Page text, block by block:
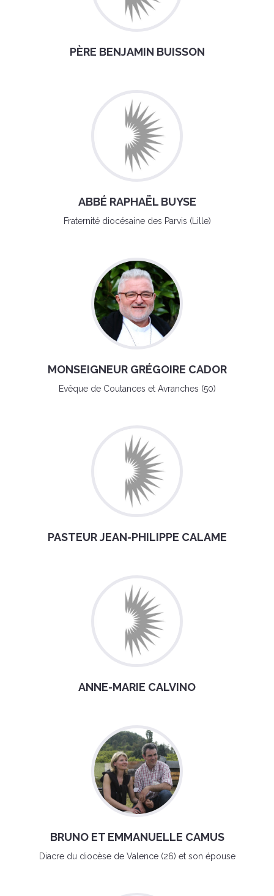
PÈRE BENJAMIN BUISSON
ABBÉ RAPHAËL BUYSE
Fraternité diocésaine des Parvis (Lille)
MONSEIGNEUR GRÉGOIRE CADOR
Evêque de Coutances et Avranches (50)
PASTEUR JEAN-PHILIPPE CALAME
ANNE-MARIE CALVINO
BRUNO ET EMMANUELLE CAMUS
Diacre du diocèse de Valence (26) et son épouse